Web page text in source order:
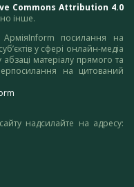
Commons Attribution 4.0
інше.
посилання на
у сфері онлайн-медіа
матеріалу прямого та
на цитований
надсилайте на адресу: